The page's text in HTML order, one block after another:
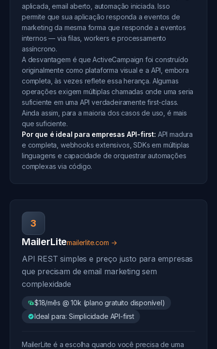
aplicada, email aberto, automação iniciada. Isso
permite que sua aplicação responda a eventos de
marketing da mesma forma que responde a eventos
internos — via filas, workers e processamento
assíncrono.
A desvantagem é que ActiveCampaign foi construído
originalmente como plataforma visual e a API, embora
completa, às vezes reflete essa herança. Algumas
operações exigem múltiplas chamadas onde uma seria
suficiente em uma API verdadeiramente first-class.
Ainda assim, para a maioria dos casos de uso, é mais
que suficiente.
Por que é ideal para empresas API-first: API madura
e completa, webhooks extensivos, SDKs em múltiplas
linguagens e capacidade de orquestrar automações
complexas via código.
3
MailerLitemailerlite.com →
API REST simples e preço justo para empresas
que precisam de email marketing sem
complexidade
$18/mês @ 10k (plano gratuito disponível)
Ideal para: Simplicidade API-first
MailerLite é a escolha quando você precisa de uma